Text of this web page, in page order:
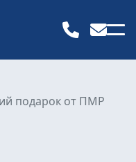
подарок от ПМР